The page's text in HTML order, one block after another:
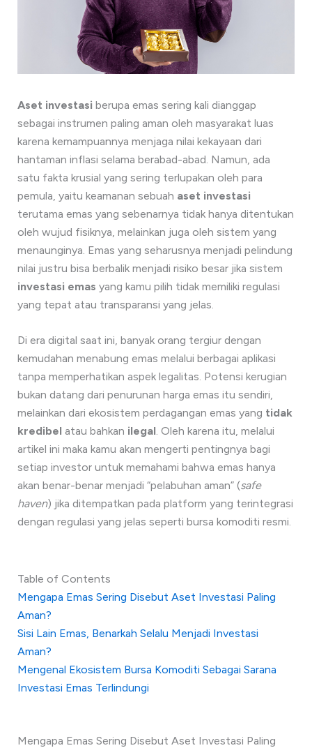
Aset investasi berupa emas sering kali dianggap
sebagai instrumen paling aman oleh masyarakat luas
karena kemampuannya menjaga nilai kekayaan dari
hantaman inflasi selama berabad-abad. Namun, ada
satu fakta krusial yang sering terlupakan oleh para
pemula, yaitu keamanan sebuah aset investasi
terutama emas yang sebenarnya tidak hanya ditentukan
oleh wujud fisiknya, melainkan juga oleh sistem yang
menaunginya. Emas yang seharusnya menjadi pelindung
nilai justru bisa berbalik menjadi risiko besar jika sistem
investasi emas yang kamu pilih tidak memiliki regulasi
yang tepat atau transparansi yang jelas.
Di era digital saat ini, banyak orang tergiur dengan
kemudahan menabung emas melalui berbagai aplikasi
tanpa memperhatikan aspek legalitas. Potensi kerugian
bukan datang dari penurunan harga emas itu sendiri,
melainkan dari ekosistem perdagangan emas yang tidak
kredibel atau bahkan ilegal. Oleh karena itu, melalui
artikel ini maka kamu akan mengerti pentingnya bagi
setiap investor untuk memahami bahwa emas hanya
akan benar-benar menjadi “pelabuhan aman” (safe
haven) jika ditempatkan pada platform yang terintegrasi
dengan regulasi yang jelas seperti bursa komoditi resmi.
Table of Contents
Mengapa Emas Sering Disebut Aset Investasi Paling
Aman?
Sisi Lain Emas, Benarkah Selalu Menjadi Investasi
Aman?
Mengenal Ekosistem Bursa Komoditi Sebagai Sarana
Investasi Emas Terlindungi
Mengapa Emas Sering Disebut Aset Investasi Paling